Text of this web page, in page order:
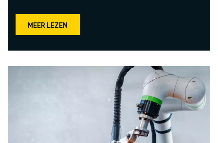
MEER LEZEN